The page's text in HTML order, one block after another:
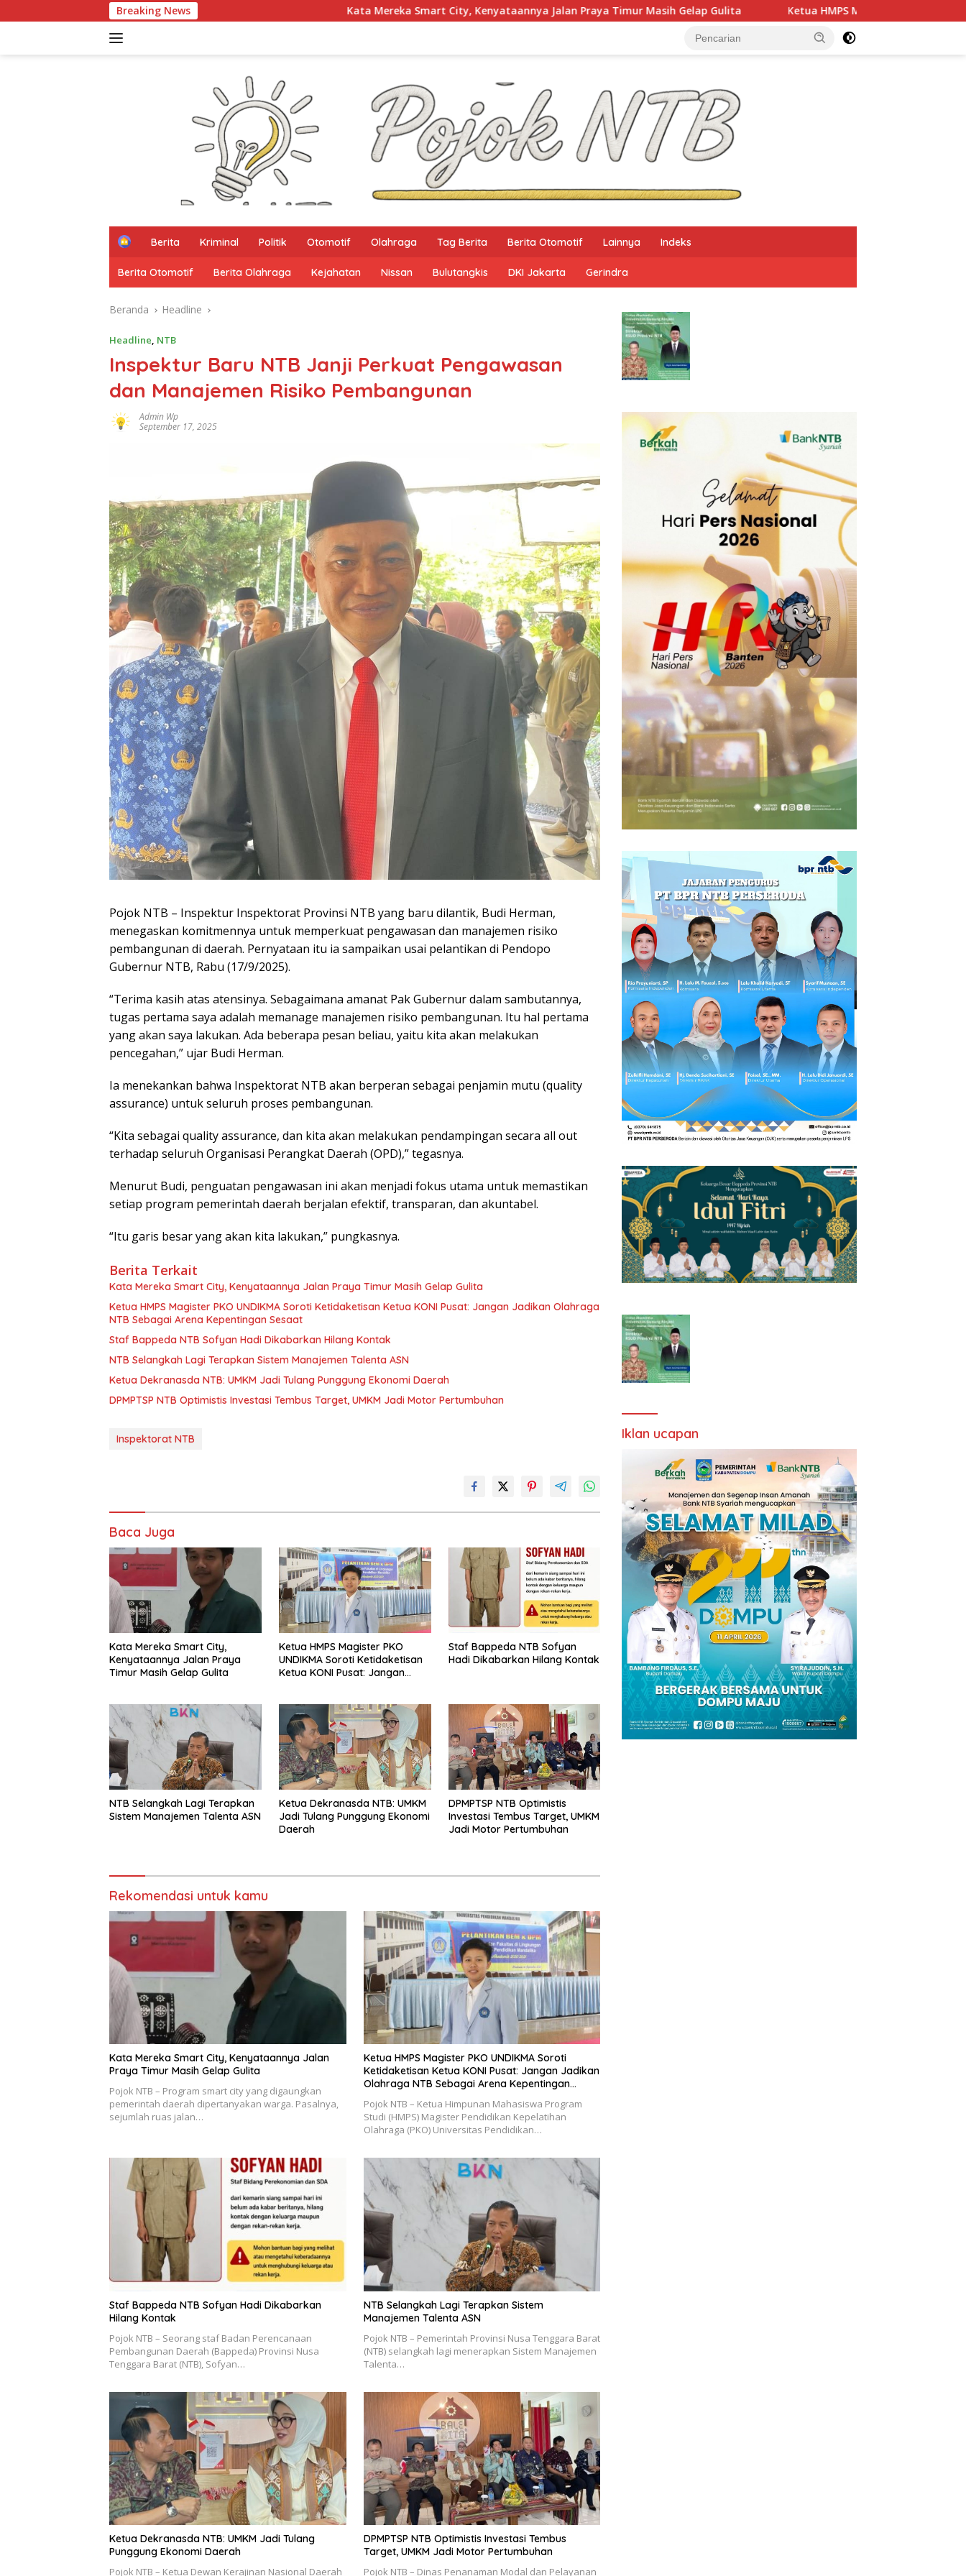
ke
Breaking News Kata Mereka Smart City, Kenyataannya Jalan Praya Timur Masih Gelap Gulita Ketua HMPS Magister PKO UNDIKMA Soroti Ketidaketisan
H
m
e
Berita Kriminal Politik Otomotif Olahraga Tag Berita Berita Otomotif Lainnya Indeks
Berita Otomotif Berita Olahraga Kejahatan Nissan Bulutangkis DKI Jakarta Gerindra
Beranda Headline
Headline, NTB
Inspektur Baru NTB Janji Perkuat Pengawasan
dan Manajemen Risiko Pembangunan
Admin Wp
September 17, 2025
Pojok NTB – Inspektur Inspektorat Provinsi NTB yang baru dilantik, Budi Herman,
menegaskan komitmennya untuk memperkuat pengawasan dan manajemen risiko
pembangunan di daerah. Pernyataan itu ia sampaikan usai pelantikan di Pendopo
Gubernur NTB, Rabu (17/9/2025).
“Terima kasih atas atensinya. Sebagaimana amanat Pak Gubernur dalam sambutannya,
tugas pertama saya adalah memanage manajemen risiko pembangunan. Itu hal pertama
yang akan saya lakukan. Ada beberapa pesan beliau, yaitu kita akan melakukan
pencegahan,” ujar Budi Herman.
Ia menekankan bahwa Inspektorat NTB akan berperan sebagai penjamin mutu (quality
assurance) untuk seluruh proses pembangunan.
“Kita sebagai quality assurance, dan kita akan melakukan pendampingan secara all out
terhadap seluruh Organisasi Perangkat Daerah (OPD),” tegasnya.
Menurut Budi, penguatan pengawasan ini akan menjadi fokus utama untuk memastikan
setiap program pemerintah daerah berjalan efektif, transparan, dan akuntabel.
“Itu garis besar yang akan kita lakukan,” pungkasnya.
Berita Terkait
Kata Mereka Smart City, Kenyataannya Jalan Praya Timur Masih Gelap Gulita
Ketua HMPS Magister PKO UNDIKMA Soroti Ketidaketisan Ketua KONI Pusat: Jangan Jadikan Olahraga
NTB Sebagai Arena Kepentingan Sesaat
Staf Bappeda NTB Sofyan Hadi Dikabarkan Hilang Kontak
NTB Selangkah Lagi Terapkan Sistem Manajemen Talenta ASN
Ketua Dekranasda NTB: UMKM Jadi Tulang Punggung Ekonomi Daerah
DPMPTSP NTB Optimistis Investasi Tembus Target, UMKM Jadi Motor Pertumbuhan
Inspektorat NTB
Baca Juga
Kata Mereka Smart City,
Kenyataannya Jalan Praya
Timur Masih Gelap Gulita
Ketua HMPS Magister PKO
UNDIKMA Soroti Ketidaketisan
Ketua KONI Pusat: Jangan
Sesaat
Staf Bappeda NTB Sofyan
Hadi Dikabarkan Hilang Kontak
NTB Selangkah Lagi Terapkan
Sistem Manajemen Talenta ASN
Ketua Dekranasda NTB: UMKM
Jadi Tulang Punggung Ekonomi
Daerah
DPMPTSP NTB Optimistis
Investasi Tembus Target, UMKM
Jadi Motor Pertumbuhan
Rekomendasi untuk kamu
Kata Mereka Smart City, Kenyataannya Jalan
Praya Timur Masih Gelap Gulita
Pojok NTB – Program smart city yang digaungkan
pemerintah daerah dipertanyakan warga. Pasalnya,
sejumlah ruas jalan…
Ketua HMPS Magister PKO UNDIKMA Soroti
Ketidaketisan Ketua KONI Pusat: Jangan Jadikan
Olahraga NTB Sebagai Arena Kepentingan
Pojok NTB – Ketua Himpunan Mahasiswa Program
Studi (HMPS) Magister Pendidikan Kepelatihan
Olahraga (PKO) Universitas Pendidikan…
Staf Bappeda NTB Sofyan Hadi Dikabarkan
Hilang Kontak
Pojok NTB – Seorang staf Badan Perencanaan
Pembangunan Daerah (Bappeda) Provinsi Nusa
Tenggara Barat (NTB), Sofyan…
NTB Selangkah Lagi Terapkan Sistem
Manajemen Talenta ASN
Pojok NTB – Pemerintah Provinsi Nusa Tenggara Barat
(NTB) selangkah lagi menerapkan Sistem Manajemen
Talenta…
Ketua Dekranasda NTB: UMKM Jadi Tulang
Punggung Ekonomi Daerah
Pojok NTB – Ketua Dewan Kerajinan Nasional Daerah
DPMPTSP NTB Optimistis Investasi Tembus
Target, UMKM Jadi Motor Pertumbuhan
Pojok NTB – Dinas Penanaman Modal dan Pelayanan
Iklan ucapan